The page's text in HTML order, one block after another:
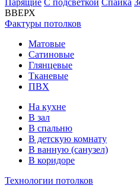
Парящие С подсветкой Спайка
ВВЕРХ
Фактуры потолков
Матовые
Сатиновые
Глянцевые
Тканевые
ПВХ
На кухне
В зал
В спальню
В детскую комнату
В ванную (санузел)
В коридоре
Технологии потолков